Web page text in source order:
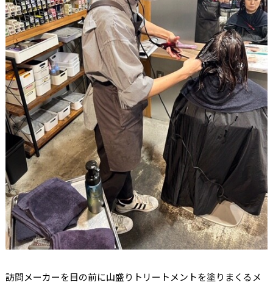
訪問メーカーを目の前に山盛りトリートメントを塗りまくるメ